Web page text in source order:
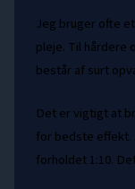
Jeg bruger ofte
pleje. Til hårdere
består af surt
Det er vigtigt at
for bedste effekt.
forholdet 1:10.